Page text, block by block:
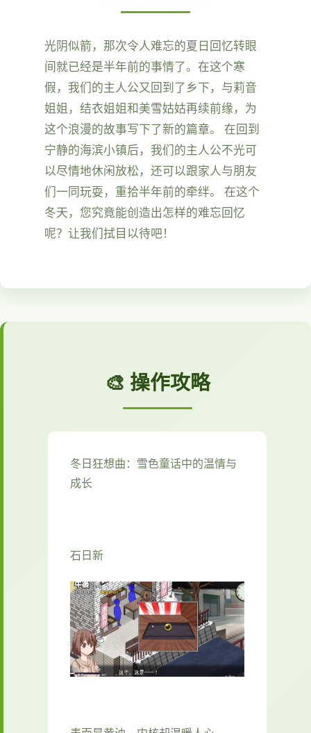
光阴似箭，那次令人难忘的夏日回忆转眼
间就已经是半年前的事情了。在这个寒
假，我们的主人公又回到了乡下，与莉音
姐姐，结衣姐姐和美雪姑姑再续前缘，为
这个浪漫的故事写下了新的篇章。 在回到
宁静的海滨小镇后，我们的主人公不光可
以尽情地休闲放松，还可以跟家人与朋友
们一同玩耍，重拾半年前的牵绊。 在这个
冬天，您究竟能创造出怎样的难忘回忆
呢？让我们拭目以待吧！
🎨 操作攻略
冬日狂想曲：雪色童话中的温情与
成长
石日新